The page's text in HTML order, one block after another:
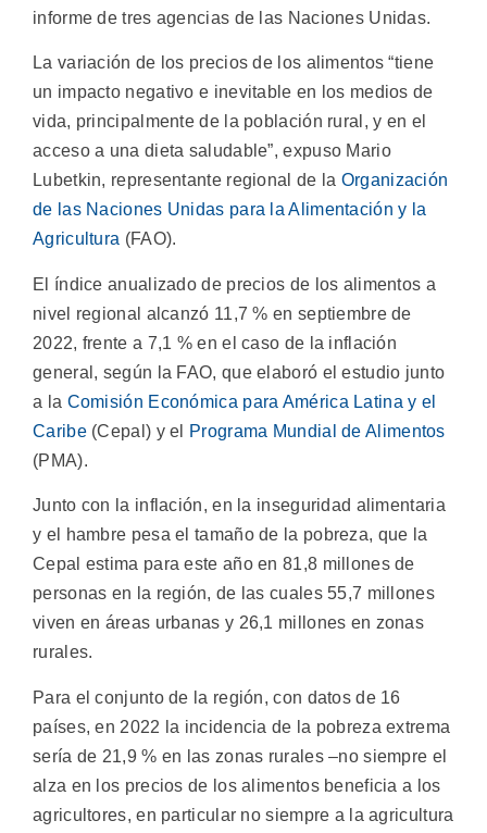
informe de tres agencias de las Naciones Unidas.
La variación de los precios de los alimentos “tiene
un impacto negativo e inevitable en los medios de
vida, principalmente de la población rural, y en el
acceso a una dieta saludable”, expuso Mario
Lubetkin, representante regional de la Organización
de las Naciones Unidas para la Alimentación y la
Agricultura (FAO).
El índice anualizado de precios de los alimentos a
nivel regional alcanzó 11,7 % en septiembre de
2022, frente a 7,1 % en el caso de la inflación
general, según la FAO, que elaboró el estudio junto
a la Comisión Económica para América Latina y el
Caribe(Cepal) y el
Programa Mundial de Alimentos
(PMA).
Junto con la inflación, en la inseguridad alimentaria
y el hambre pesa el tamaño de la pobreza, que la
Cepal estima para este año en 81,8 millones de
personas en la región, de las cuales 55,7 millones
viven en áreas urbanas y 26,1 millones en zonas
rurales.
Para el conjunto de la región, con datos de 16
países, en 2022 la incidencia de la pobreza extrema
sería de 21,9 % en las zonas rurales –no siempre el
alza en los precios de los alimentos beneficia a los
agricultores, en particular no siempre a la agricultura